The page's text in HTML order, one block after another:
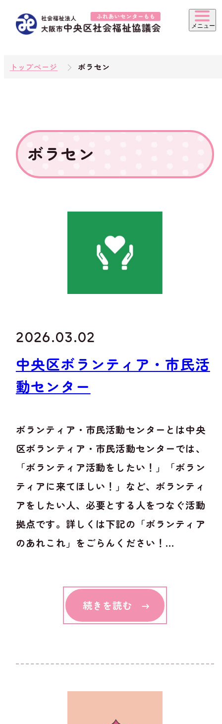
トップページ ボラセン
ボラセン
2026.03.02
中央区ボランティア・市民活
動センター
ボランティア・市民活動センターとは中央
区ボランティア・市民活動センターでは、
「ボランティア活動をしたい！」「ボラン
ティアに来てほしい！」など、ボランティ
アをしたい人、必要とする人をつなぐ活動
拠点です。詳しくは下記の「ボランティア
のあれこれ」をごらんください！...
続きを読む